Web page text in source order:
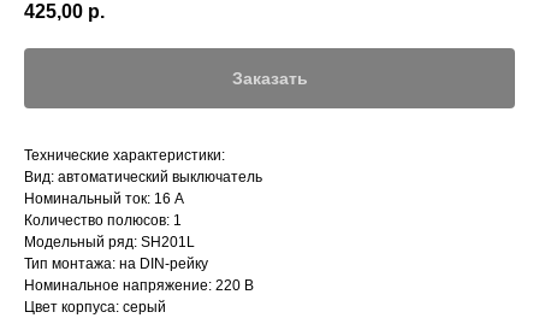
425,00 р.
Заказать
Технические характеристики:
Вид: автоматический выключатель
Номинальный ток: 16 А
Количество полюсов: 1
Модельный ряд: SH201L
Тип монтажа: на DIN-рейку
Номинальное напряжение: 220 В
Цвет корпуса: серый